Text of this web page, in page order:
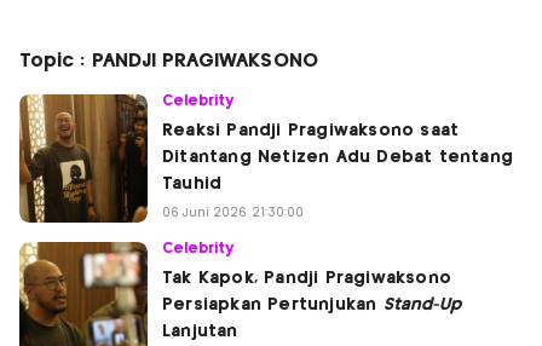
Topic : PANDJI PRAGIWAKSONO
Celebrity
Reaksi Pandji Pragiwaksono saat
Ditantang Netizen Adu Debat tentang
Tauhid
06 Juni 2026 21:30:00
Celebrity
Tak Kapok, Pandji Pragiwaksono
Persiapkan Pertunjukan Stand-Up
Lanjutan